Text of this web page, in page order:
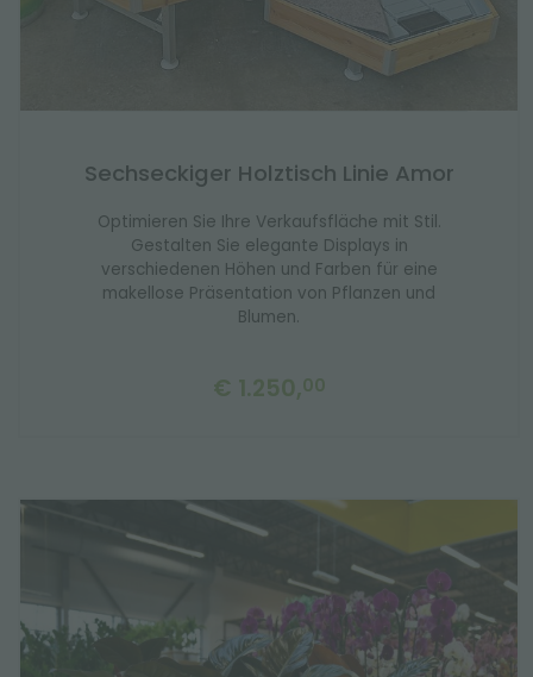
Sechseckiger Holztisch Linie Amor
Optimieren Sie Ihre Verkaufsfläche mit Stil.
Gestalten Sie elegante Displays in
verschiedenen Höhen und Farben für eine
makellose Präsentation von Pflanzen und
Blumen.
€ 1.250,00